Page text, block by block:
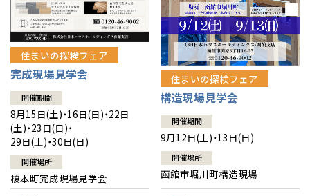
採用情報
住まいの探検フェア
完成現場見学会
開催期間
8月15日(土)・16日(日)・22日
(土)・23日(日)・
29日(土)・30日(日)
開催場所
榎本町完成現場見学会
住まいの探検フェア
構造現場見学会
開催期間
9月12日(土)・13日(日)
開催場所
函館市堀川町構造現場